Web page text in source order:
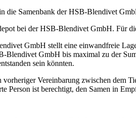
die Samenbank der HSB-Blendivet
bei der HSB-Blendivet GmbH. Für
GmbH stellt eine einwandfreie
Blendivet GmbH bis maximal zu der
sein könnten.
vorheriger Vereinbarung zwischen
ist berechtigt, den Samen in